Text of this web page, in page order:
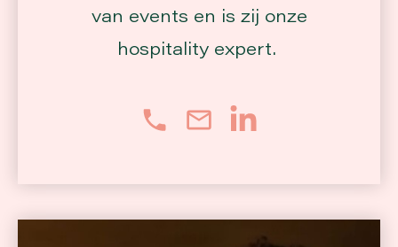
van events en is zij onze
hospitality expert.